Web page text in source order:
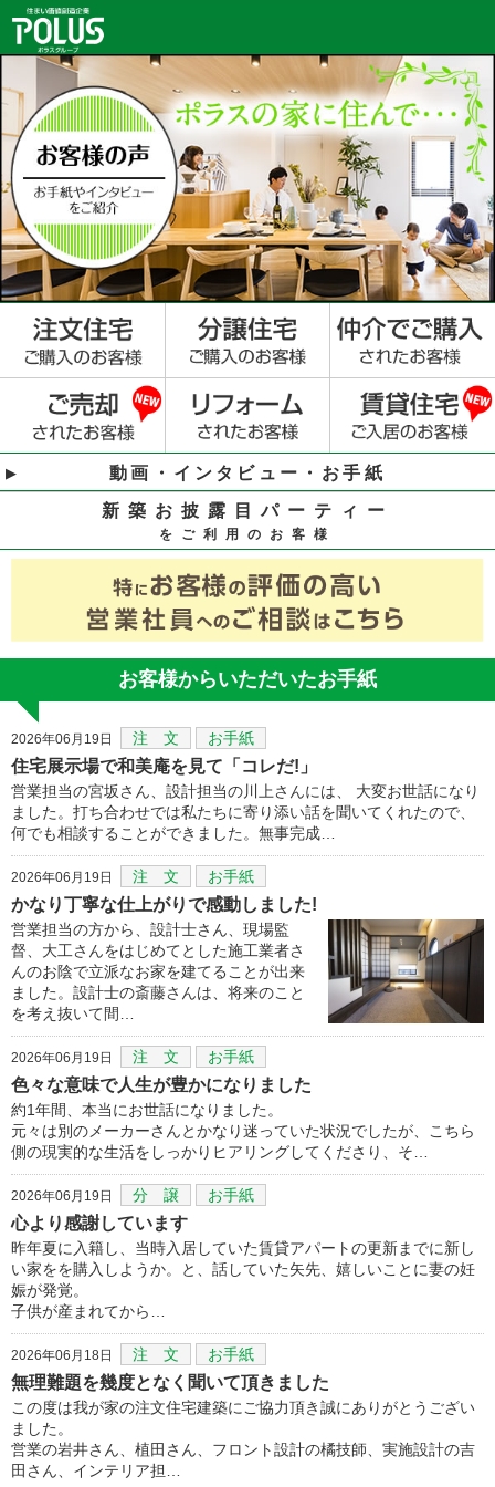
動画・インタビュー・お手紙
新築お披露目パーティー
をご利用のお客様
お客様からいただいたお手紙
2026年06月19日 注 文 お手紙
住宅展示場で和美庵を見て「コレだ!」
営業担当の宮坂さん、設計担当の川上さんには、 大変お世話になり
ました。打ち合わせでは私たちに寄り添い話を聞いてくれたので、
何でも相談することができました。無事完成…
2026年06月19日 注 文 お手紙
かなり丁寧な仕上がりで感動しました!
営業担当の方から、設計士さん、現場監
督、大工さんをはじめてとした施工業者さ
んのお陰で立派なお家を建てることが出来
ました。設計士の斎藤さんは、将来のこと
を考え抜いて間…
2026年06月19日 注 文 お手紙
色々な意味で人生が豊かになりました
約1年間、本当にお世話になりました。
元々は別のメーカーさんとかなり迷っていた状況でしたが、こちら
側の現実的な生活をしっかりヒアリングしてくださり、そ…
2026年06月19日 分 譲 お手紙
心より感謝しています
昨年夏に入籍し、当時入居していた賃貸アパートの更新までに新し
い家をを購入しようか。と、話していた矢先、嬉しいことに妻の妊
娠が発覚。
子供が産まれてから…
2026年06月18日 注 文 お手紙
無理難題を幾度となく聞いて頂きました
この度は我が家の注文住宅建築にご協力頂き誠にありがとうござい
ました。
営業の岩井さん、植田さん、フロント設計の橘技師、実施設計の吉
田さん、インテリア担…